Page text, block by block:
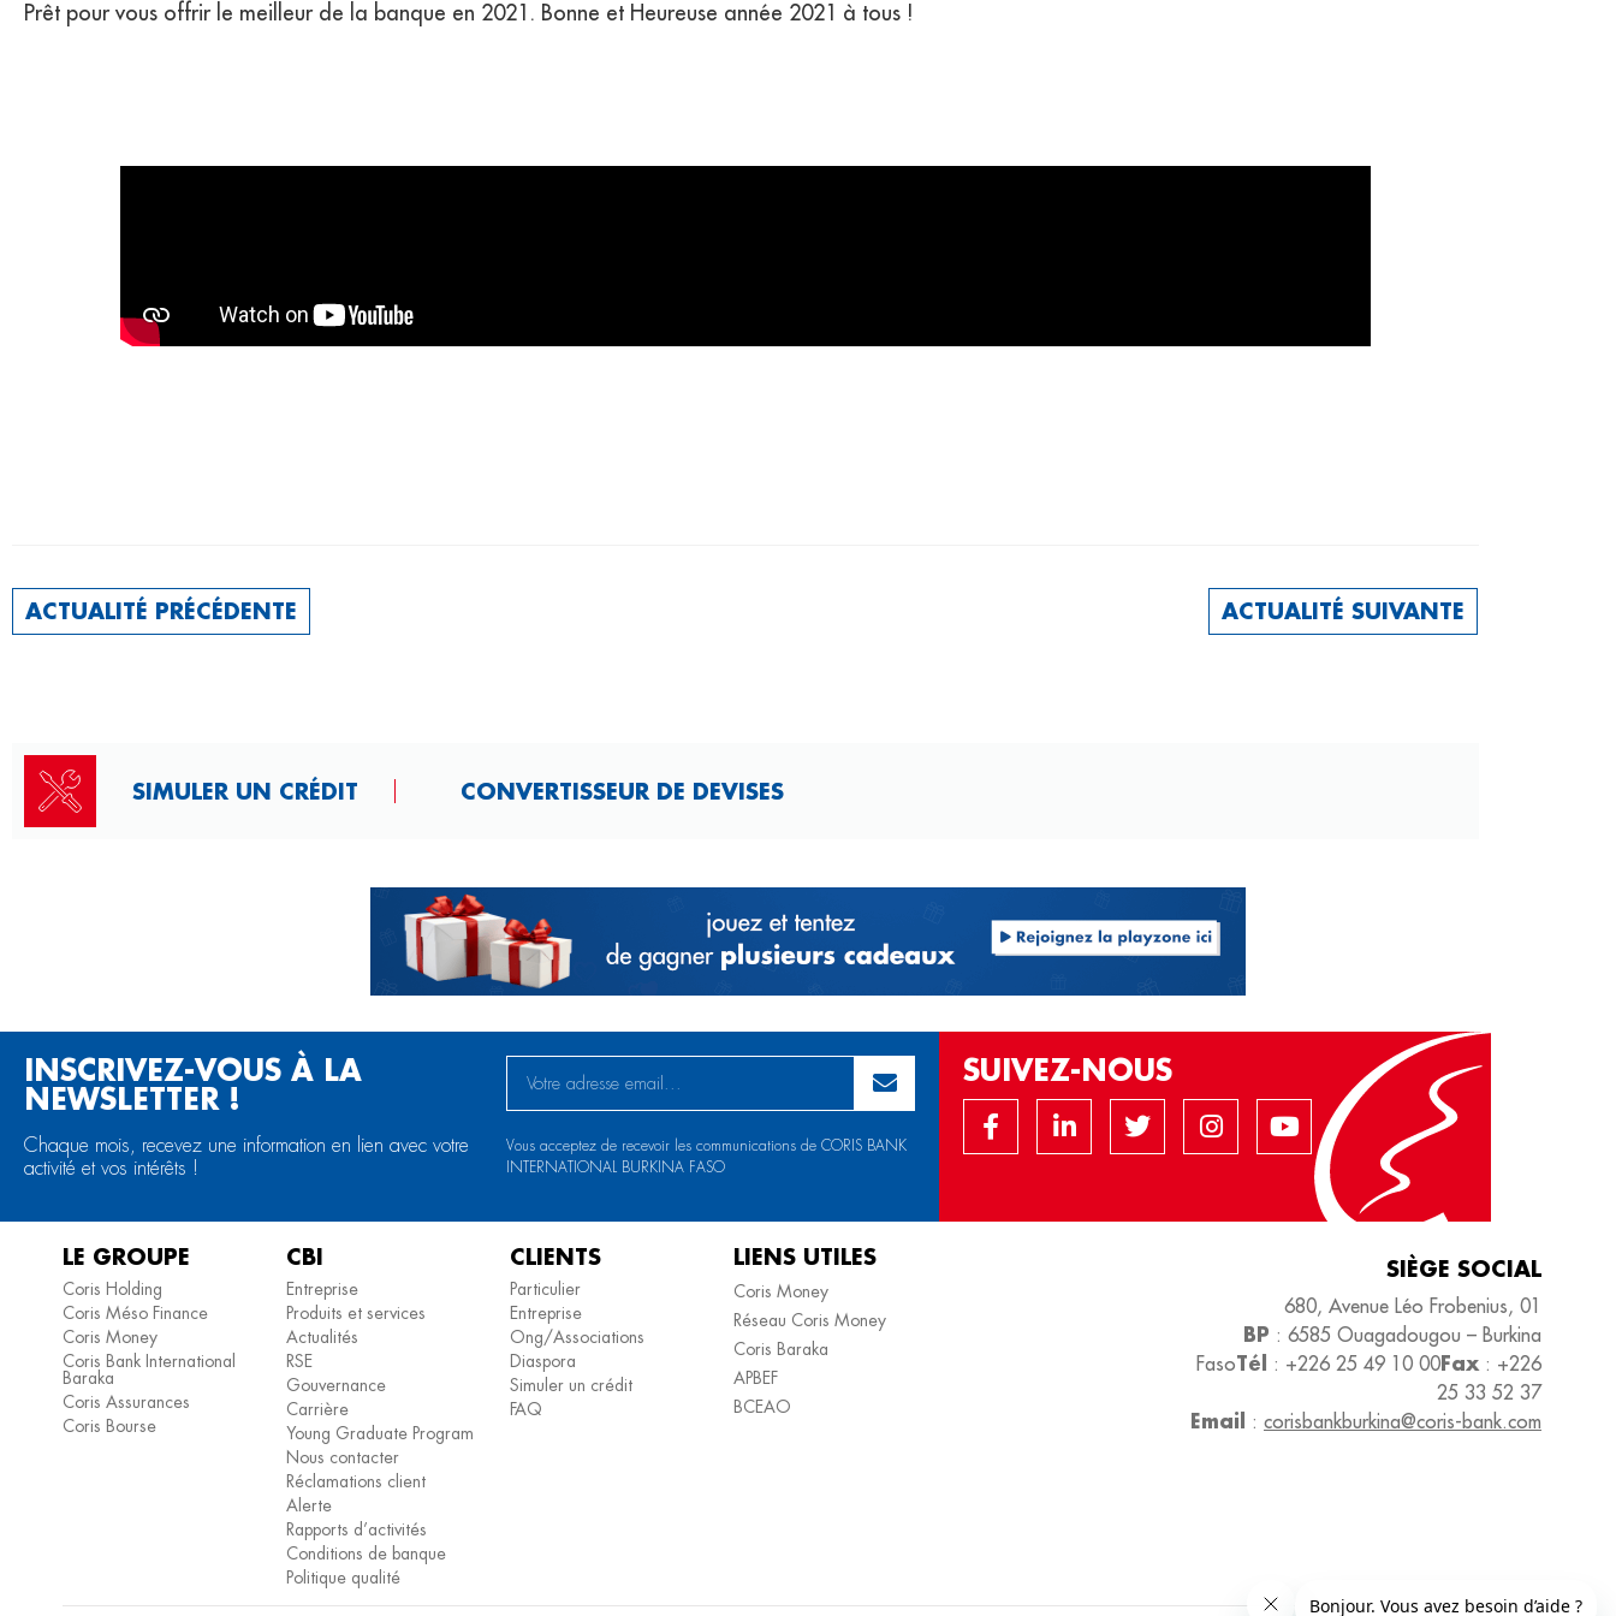
Prêt pour vous offrir le meilleur de la banque en 2021. Bonne et Heureuse année 2021 à tous !
ACTUALITÉ PRÉCÉDENTE ACTUALITÉ SUIVANTE
SIMULER UN CRÉDIT CONVERTISSEUR DE DEVISES​
INSCRIVEZ-VOUS À LA
NEWSLETTER !
Chaque mois, recevez une information en lien avec votre
activité et vos intérêts !
Vous acceptez de recevoir les communications de CORIS BANK
INTERNATIONAL BURKINA FASO
SUIVEZ-NOUS
LE GROUPE
Coris Holding
Coris Méso Finance
Coris Money
Coris Bank International
Baraka
Coris Assurances
Coris Bourse
CBI
Entreprise
Produits et services
Actualités
RSE
Gouvernance
Carrière
Young Graduate Program
Nous contacter
Réclamations client
Alerte
Rapports d’activités
Conditions de banque
Politique qualité
CLIENTS
Particulier
Entreprise
Ong/Associations
Diaspora
Simuler un crédit
FAQ
LIENS UTILES
Coris Money
Réseau Coris Money
Coris Baraka
APBEF
BCEAO
SIÈGE SOCIAL
680, Avenue Léo Frobenius, 01
BP : 6585 Ouagadougou – Burkina
FasoTél : +226 25 49 10 00Fax : +226
25 33 52 37
Email : corisbankburkina@coris-bank.com